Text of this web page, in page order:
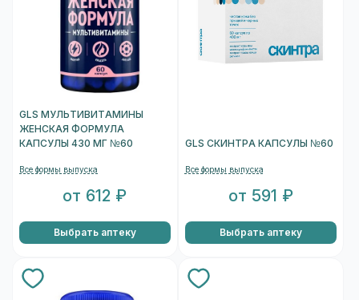
GLS МУЛЬТИВИТАМИНЫ
ЖЕНСКАЯ ФОРМУЛА
КАПСУЛЫ 430 МГ №60
Все формы выпуска
от 612 ₽
Выбрать аптеку
GLS СКИНТРА КАПСУЛЫ №60
Все формы выпуска
от 591 ₽
Выбрать аптеку